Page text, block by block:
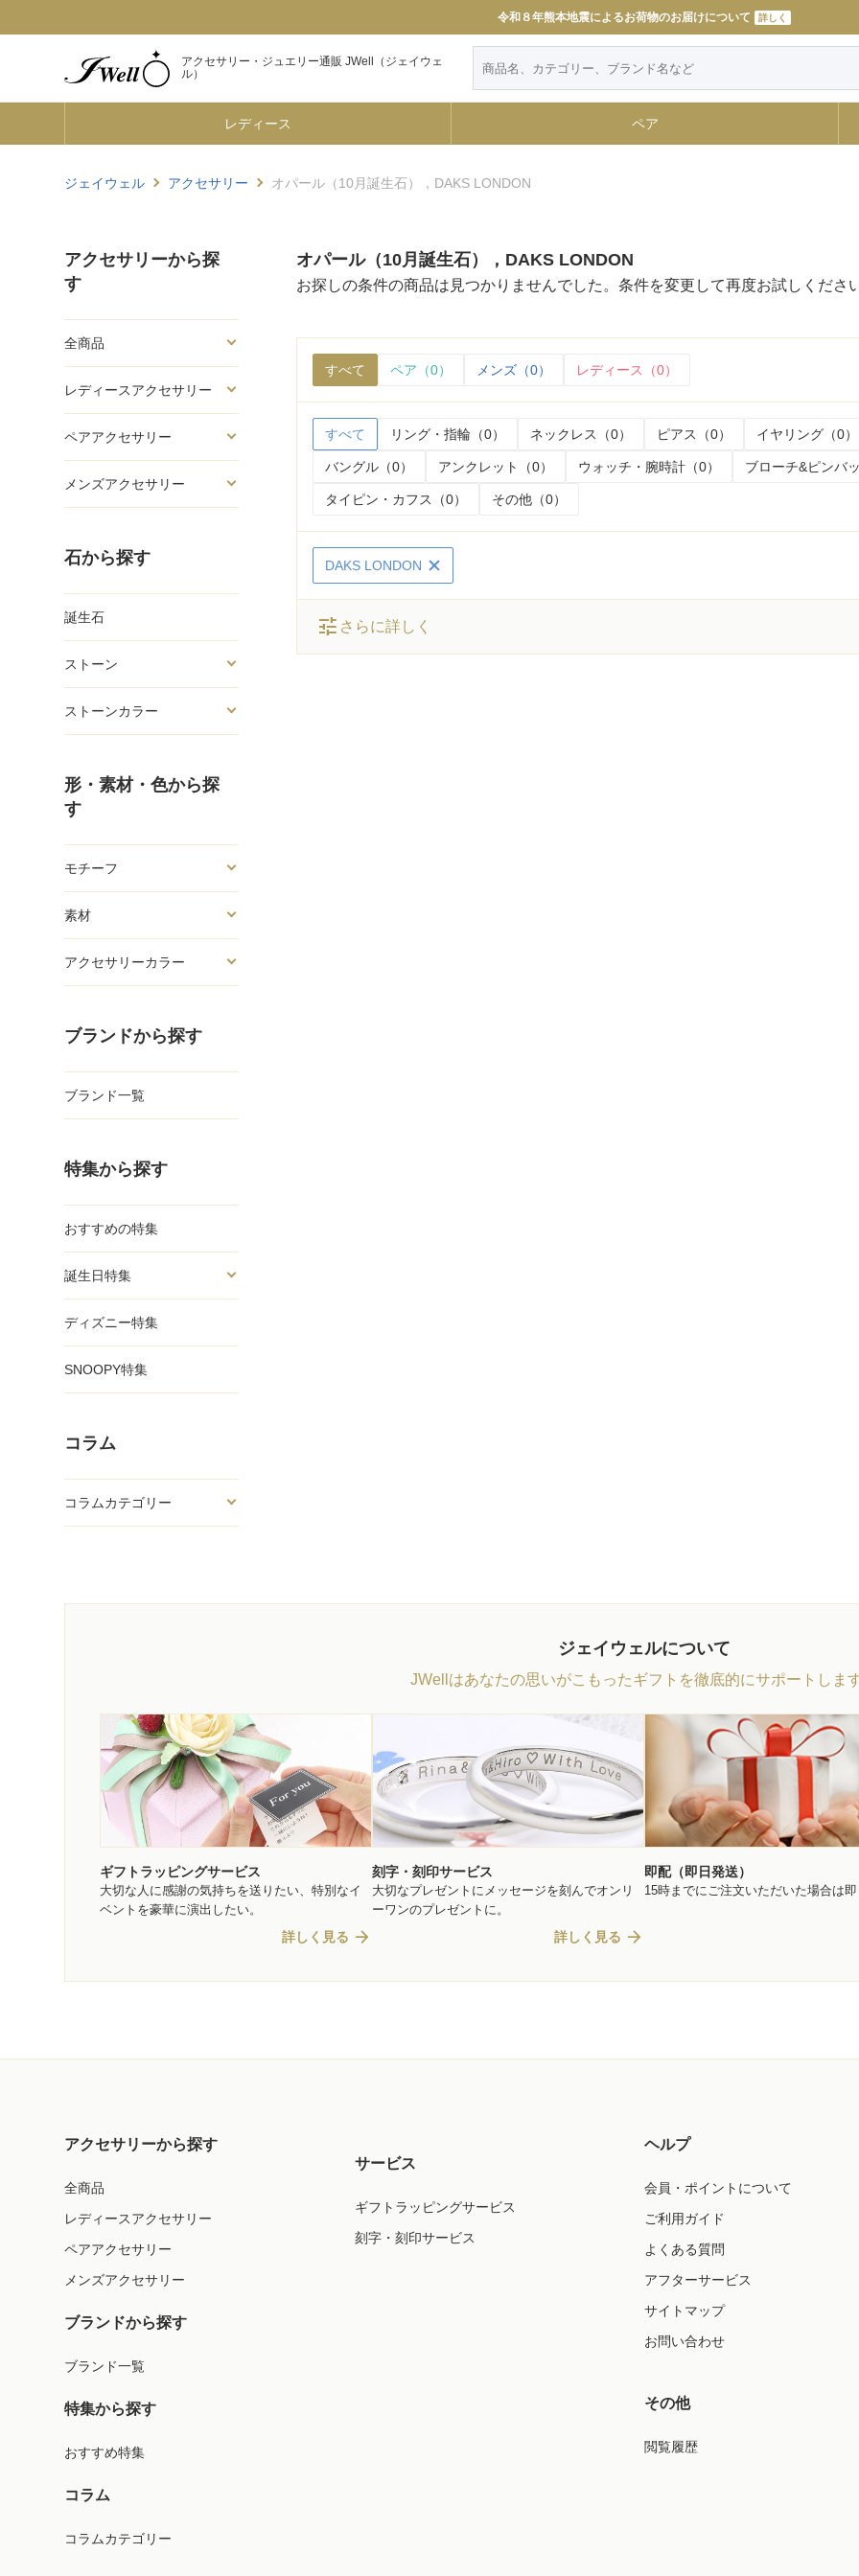
令和８年熊本地震によるお荷物のお届けについて 詳しく
アクセサリー・ジュエリー通販 JWell（ジェイウェ
ル）
レディース ペア
ジェイウェル アクセサリー オパール（10月誕生石），DAKS LONDON
アクセサリーから探
す
全商品
レディースアクセサリー
ペアアクセサリー
メンズアクセサリー
石から探す
誕生石
ストーン
ストーンカラー
形・素材・色から探
す
モチーフ
素材
アクセサリーカラー
ブランドから探す
ブランド一覧
特集から探す
おすすめの特集
誕生日特集
ディズニー特集
SNOOPY特集
コラム
コラムカテゴリー
オパール（10月誕生石），DAKS LONDON
お探しの条件の商品は見つかりませんでした。条件を変更して再度お試しくださ
すべて ペア（0） メンズ（0） レディース（0）
すべて リング・指輪（0） ネックレス（0） ピアス（0） イヤリング（0）
バングル（0） アンクレット（0） ウォッチ・腕時計（0） ブローチ&ピンバ
タイピン・カフス（0） その他（0）
DAKS LONDON
tune さらに詳しく
ジェイウェルについて
JWellはあなたの思いがこもったギフトを徹底的にサポートしま
ギフトラッピングサービス
大切な人に感謝の気持ちを送りたい、特別なイ
ベントを豪華に演出したい。
詳しく見る arrow_forward
刻字・刻印サービス
大切なプレゼントにメッセージを刻んでオンリ
ーワンのプレゼントに。
詳しく見る arrow_forward
即配（即日発送）
15時までにご注文いただいた場合は
アクセサリーから探す
全商品
レディースアクセサリー
ペアアクセサリー
メンズアクセサリー
ブランドから探す
ブランド一覧
特集から探す
おすすめ特集
コラム
コラムカテゴリー
サービス
ギフトラッピングサービス
刻字・刻印サービス
ヘルプ
会員・ポイントについて
ご利用ガイド
よくある質問
アフターサービス
サイトマップ
お問い合わせ
その他
閲覧履歴